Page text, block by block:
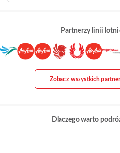
Partnerzy linii
Zobacz wszystkich
Dlaczego warto